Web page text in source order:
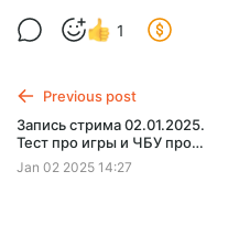
Запись стрима
Соболев 1
Previous post
Запись стрима 02.01.2025.
Тест про игры и ЧБУ про
Матрицу
Jan 02 2025 14:27